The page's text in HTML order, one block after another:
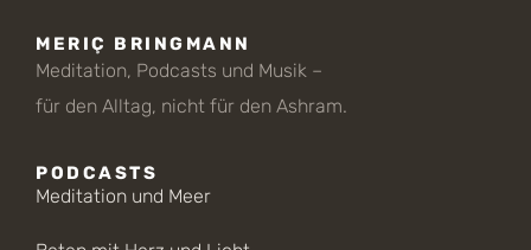
MERIÇ BRINGMANN
Meditation, Podcasts und Musik –
für den Alltag, nicht für den Ashram.
PODCASTS
Meditation und Meer